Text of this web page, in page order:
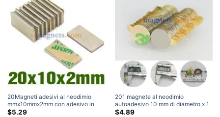
20Magneti adesivi al neodimio
mmx10mmx2mm con adesivo in
schiuma 3M VHB 4920 Magnete
$5.29
201 magnete al neodimio
autoadesivo 10 mm di diametro x 1
mm di spessore Magnete al
$4.89